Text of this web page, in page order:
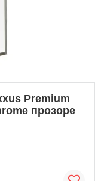
Premium
прозоре